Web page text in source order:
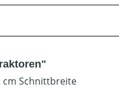
cm Schnittbreite